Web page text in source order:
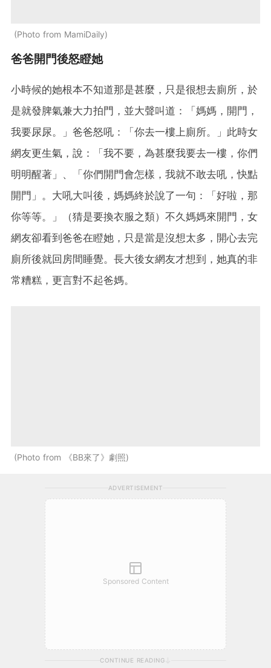
Photo from MamiDaily
爸爸開門後怒瞪她
小時候的她根本不知道那是甚麼，只是很想去廁所，於
是就發脾氣兼大力拍門，並大聲叫道：「媽媽，開門，
我要尿尿。」爸爸怒吼：「你去一樓上廁所。」此時女
網友更生氣，說：「我不要，為甚麼我要去一樓，你們
明明醒著」、「你們開門會怎樣，我就不敢去吼，快點
開門」。大吼大叫後，媽媽終於說了一句：「好啦，那
你等等。」（猜是要換衣服之類）不久媽媽來開門，女
網友卻看到爸爸在瞪她，只是當是沒想太多，開心去完
廁所後就回房間睡覺。長大後女網友才想到，她真的非
常糟糕，更言對不起爸媽。
Photo from 《BB來了》劇照
ADVERTISEMENT
Sponsored Content
CONTINUE READING